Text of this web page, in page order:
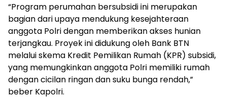
“Program perumahan bersubsidi ini merupakan
bagian dari upaya mendukung kesejahteraan
anggota Polri dengan memberikan akses hunian
terjangkau. Proyek ini didukung oleh Bank BTN
melalui skema Kredit Pemilikan Rumah (KPR) subsidi,
yang memungkinkan anggota Polri memiliki rumah
dengan cicilan ringan dan suku bunga rendah,”
beber Kapolri.